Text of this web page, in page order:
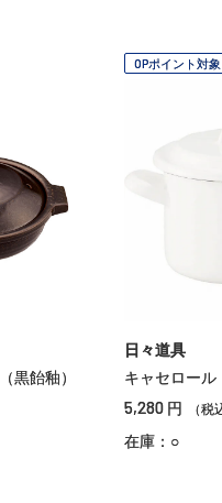
飴釉）
OPポイント対象
日々道具
キャセロー
5,280 円 （税
在庫：○